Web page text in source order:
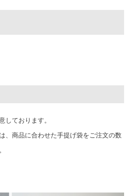
しております。
、商品に合わせた手提げ袋をご注文の数